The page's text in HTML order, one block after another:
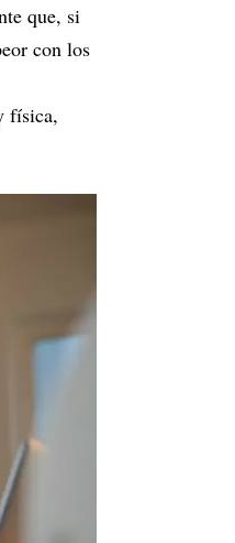
que, si
con los
física,